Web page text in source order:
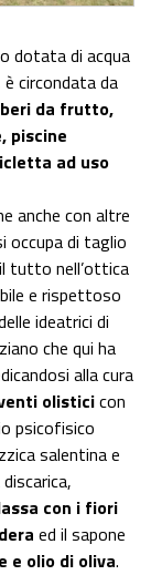
dotata di acqua
circondata da
da frutto,
piscine
ad uso
anche con altre
occupa di taglio
il tutto nell’ottica
e rispettoso
ideatrici di
che qui ha
alla cura
olisticicon
psicofisico
salentina e
con i fiori
ed il sapone
e olio di oliva.